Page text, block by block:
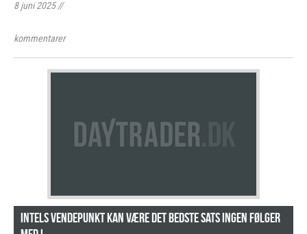
8 juni 2025//
kommentarer
Intels vendepunkt kan være det bedste sats ingen følger